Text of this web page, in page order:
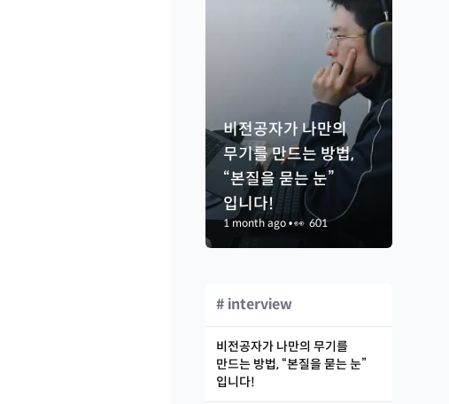
비전공자가 나만의
무기를 만드는 방법,
“본질을 묻는 눈”
입니다!
1 month ago•👀 601
# interview
비전공자가 나만의 무기를
만드는 방법, “본질을 묻는 눈”
입니다!